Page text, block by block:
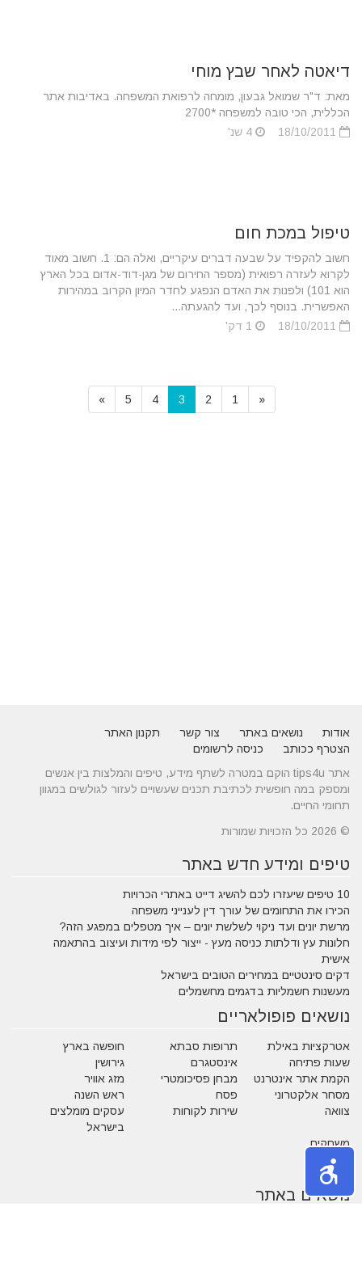
דיאטה לאחר שבץ מוחי
מאת: ד"ר שמואל גבעון, מומחה לרפואת המשפחה. באדיבות אתר
הכללית, הכי טובה למשפחה *2700
טיפול במכת חום
חשוב להקפיד על שבעה דברים עיקריים, ואלה הם: 1. חשוב מאוד
לקרוא לעזרה רפואית (מספר החירום של מגן-דוד-אדום בכל הארץ
הוא 101) ולפנות את האדם הנפגע לחדר המיון הקרוב במהירות
האפשרית. בנוסף לכך, ועד להגעתה...
«
1
2
3
4
5
»
אודות נושאים באתר צור קשר
תקנון האתר
הצטרף ככותב
כניסה לרשומים
אתר tips4u הוקם במטרה לשתף מידע, טיפים והמלצות בין אנשים
ומספק במה חופשית לכתיבת תכנים שעשויים לעזור לגולשים במגוון
תחומי החיים.
© 2026 כל הזכויות שמורות
טיפים ומידע חדש באתר
10 טיפים שיעזרו לכם להשיג דייט באתרי הכרויות
הכירו את התחומים של עורך דין לענייני משפחה
מרשת יונים ועד ניקוי לשלשת יונים – איך מטפלים במפגע הזה?
חלונות עץ ודלתות כניסה מעץ - ייצור לפי מידות ועיצוב בהתאמה
אישית
דקים סינטטיים במחירים הטובים בישראל
מעשנות חשמליות בדגמים מחשמלים
נושאים פופולאריים
אטרקציות באילת תרופות סבתא
חופשה בארץ
שעות פתיחה
אינסטגרם
גירושין
הקמת אתר אינטרנט
מבחן פסיכומטרי
מזג אוויר
מסחר אלקטרוני
פסח
ראש השנה
צוואה
שירות לקוחות
עסקים מומלצים
בישראל
משחקים
נושאים באתר